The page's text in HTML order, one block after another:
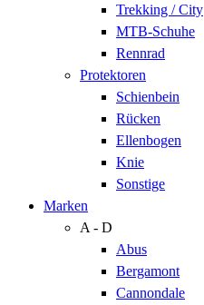
Trekking / City
MTB-Schuhe
Rennrad
Protektoren
Schienbein
Rücken
Ellenbogen
Knie
Sonstige
Marken
A - D
Abus
Bergamont
Cannondale